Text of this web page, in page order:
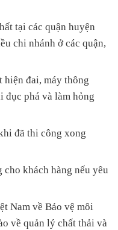
tại các quận huyện
chi nhánh ở các quận,
hiện đai, máy thông
đục phá và làm hỏng
đã thi công xong
khách hàng nếu yêu
Nam về Bảo vệ môi
về quản lý chất thải và